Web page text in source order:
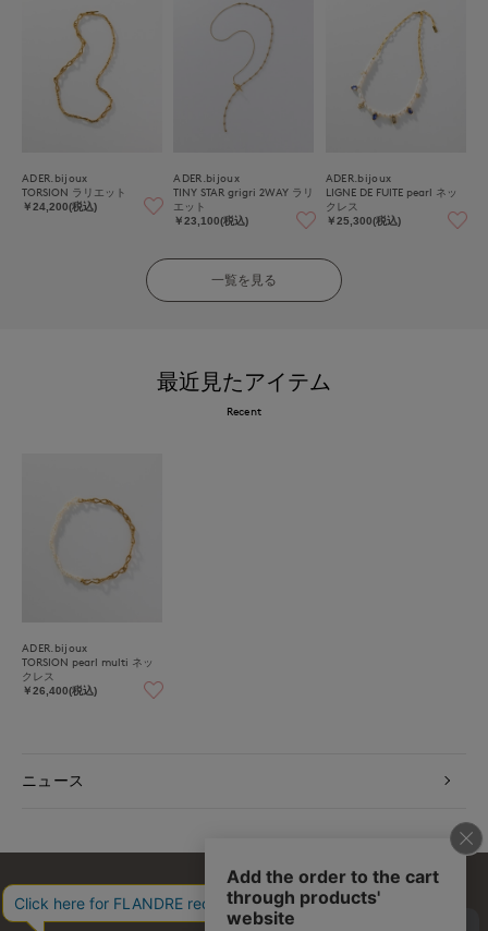
ADER.bijoux
TORSION ラリエット
￥24,200(税込)
ADER.bijoux
TINY STAR grigri 2WAY ラリ
エット
￥23,100(税込)
ADER.bijoux
LIGNE DE FUITE pearl ネッ
クレス
￥25,300(税込)
一覧を見る
最近見たアイテム
Recent
ADER.bijoux
TORSION pearl multi ネッ
クレス
￥26,400(税込)
ニュース